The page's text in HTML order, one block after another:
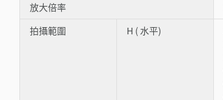
放大倍率
拍攝範圍 H ( 水平)